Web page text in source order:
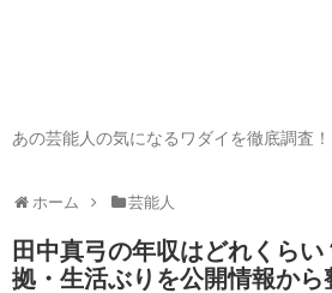
あの芸能人の気になるワダイを徹底調査！
ホーム 芸能人
田中真弓の年収はどれくら
拠・生活ぶりを公開情報から